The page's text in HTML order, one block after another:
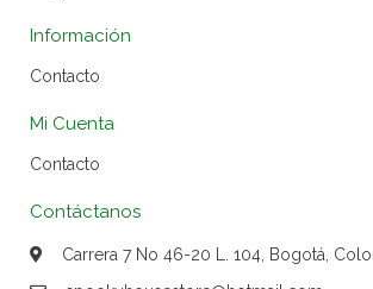
Información
Contacto
Mi Cuenta
Contacto
Contáctanos
Carrera 7 No 46-20 L. 104, Bogotá,